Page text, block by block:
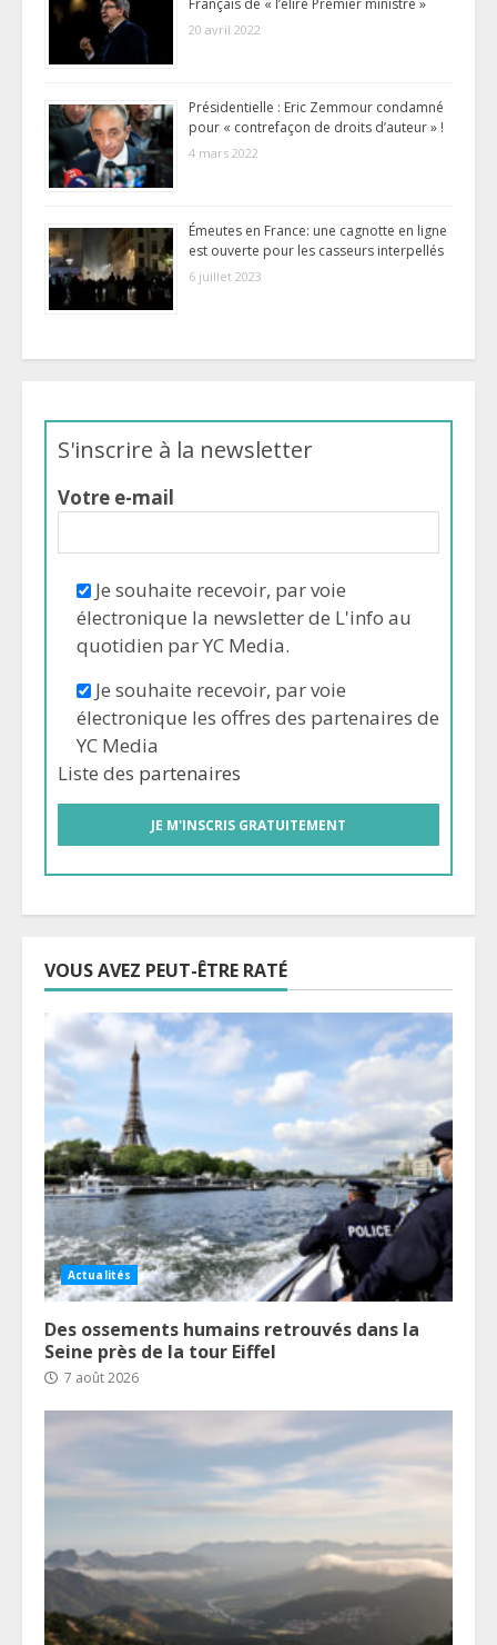
Français de « l’élire Premier ministre »
20 avril 2022
Présidentielle : Eric Zemmour condamné
pour « contrefaçon de droits d’auteur » !
4 mars 2022
Émeutes en France: une cagnotte en ligne
est ouverte pour les casseurs interpellés
6 juillet 2023
S'inscrire à la newsletter
Votre e-mail
Je souhaite recevoir, par voie
électronique la newsletter de L'info au
quotidien par YC Media.
Je souhaite recevoir, par voie
électronique les offres des partenaires de
YC Media
Liste des partenaires
VOUS AVEZ PEUT-ÊTRE RATÉ
Actualités
Des ossements humains retrouvés dans la
Seine près de la tour Eiffel
7 août 2026